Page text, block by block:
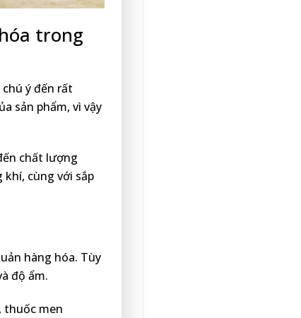
trong
ý đến rất
sản phẩm, vì vậy
chất lượng
cùng với sắp
hàng hóa. Tùy
độ ẩm.
thuốc men